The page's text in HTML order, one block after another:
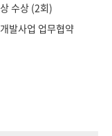
수상 (2회)
발사업 업무협약